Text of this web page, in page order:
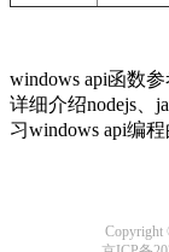
windows api函数
详细介绍nodejs、
习windows api编
Copyright